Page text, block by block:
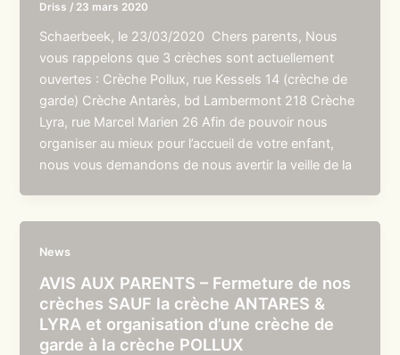
Driss / 23 mars 2020
Schaerbeek, le 23/03/2020 Chers parents, Nous
vous rappelons que 3 crèches sont actuellement
ouvertes : Crèche Pollux, rue Kessels 14 (crèche de
garde) Crèche Antarès, bd Lambermont 218 Crèche
Lyra, rue Marcel Marien 26 Afin de pouvoir nous
organiser au mieux pour l’accueil de votre enfant,
nous vous demandons de nous avertir la veille de la
News
AVIS AUX PARENTS – Fermeture de nos
crèches SAUF la crèche ANTARES &
LYRA et organisation d’une crèche de
garde à la crèche POLLUX